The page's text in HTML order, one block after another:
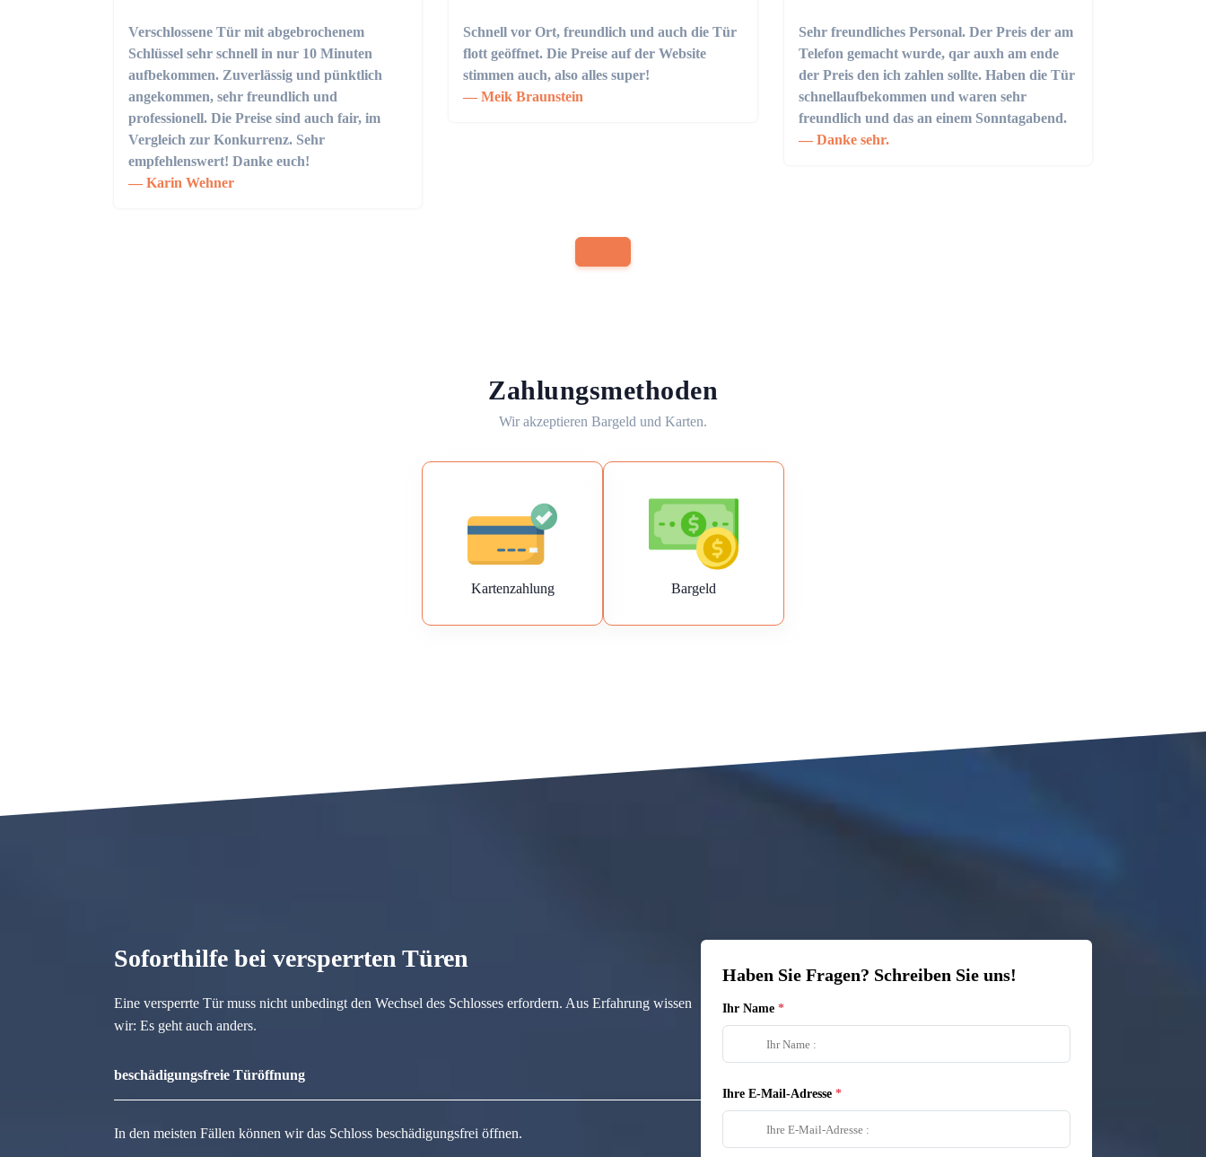
Verschlossene Tür mit abgebrochenem
Schlüssel sehr schnell in nur 10 Minuten
aufbekommen. Zuverlässig und pünktlich
angekommen, sehr freundlich und
professionell. Die Preise sind auch fair, im
Vergleich zur Konkurrenz. Sehr
empfehlenswert! Danke euch!
Karin Wehner
Schnell vor Ort, freundlich und auch die Tür
flott geöffnet. Die Preise auf der Website
stimmen auch, also alles super!
Meik Braunstein
Sehr freundliches Personal. Der Preis der am
Telefon gemacht wurde, qar auxh am ende
der Preis den ich zahlen sollte. Haben die Tür
schnellaufbekommen und waren sehr
freundlich und das an einem Sonntagabend.
Danke sehr.
Zahlungsmethoden
Wir akzeptieren Bargeld und Karten.
Kartenzahlung Bargeld
Soforthilfe bei versperrten Türen
Eine versperrte Tür muss nicht unbedingt den Wechsel des Schlosses erfordern. Aus Erfahrung wissen
wir: Es geht auch anders.
beschädigungsfreie Türöffnung
In den meisten Fällen können wir das Schloss beschädigungsfrei öffnen.
Haben Sie Fragen? Schreiben Sie uns!
Ihr Name
Ihre E-Mail-Adresse